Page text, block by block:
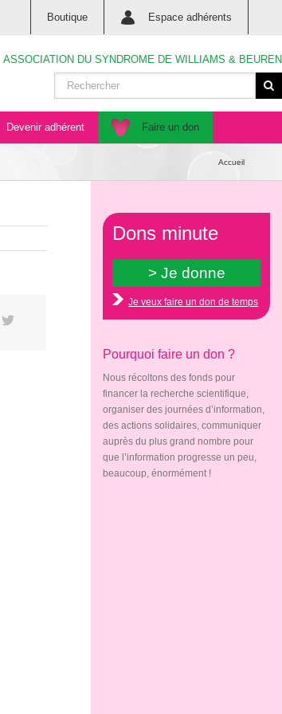
Boutique Espace adhérents
ASSOCIATION DU SYNDROME DE WILLIAMS & BEUREN
Devenir adhérent Faire un don
Accueil
Dons minute
Je veux faire un don de temps
Pourquoi faire un don ?
Nous récoltons des fonds pour
financer la recherche scientifique,
organiser des journées d’information,
des actions solidaires, communiquer
auprès du plus grand nombre pour
que l’information progresse un peu,
beaucoup, énormément !